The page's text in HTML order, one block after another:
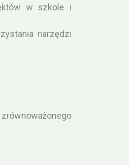
w szkole i
narzędzi